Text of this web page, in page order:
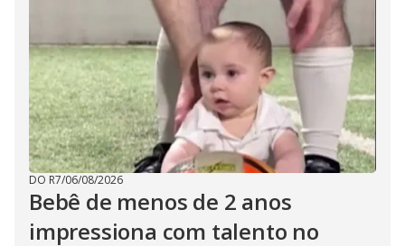
DO R7/06/08/2026
Bebê de menos de 2 anos
impressiona com talento no